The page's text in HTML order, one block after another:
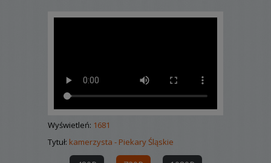
Wyświetleń: 1681
Tytuł: kamerzysta - Piekary Śląskie